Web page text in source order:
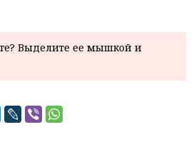
Выделите ее мышкой и